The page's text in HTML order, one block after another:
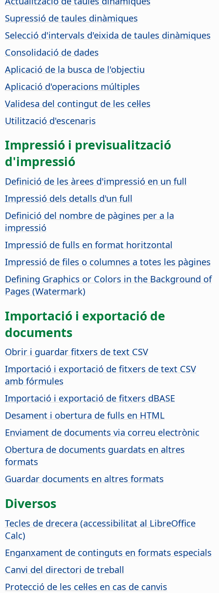
Supressió de taules dinàmiques
Selecció d'intervals d'eixida de taules dinàmiques
Consolidació de dades
Aplicació de la busca de l'objectiu
Aplicació d'operacions múltiples
Validesa del contingut de les cel·les
Utilització d'escenaris
Impressió i previsualització
d'impressió
Definició de les àrees d'impressió en un full
Impressió dels detalls d'un full
Definició del nombre de pàgines per a la
impressió
Impressió de fulls en format horitzontal
Impressió de files o columnes a totes les pàgines
Defining Graphics or Colors in the Background of
Pages (Watermark)
Importació i exportació de
documents
Obrir i guardar fitxers de text CSV
Importació i exportació de fitxers de text CSV
amb fórmules
Importació i exportació de fitxers dBASE
Desament i obertura de fulls en HTML
Enviament de documents via correu electrònic
Obertura de documents guardats en altres
formats
Guardar documents en altres formats
Diversos
Tecles de drecera (accessibilitat al LibreOffice
Calc)
Enganxament de continguts en formats especials
Canvi del directori de treball
Protecció de les cel·les en cas de canvis